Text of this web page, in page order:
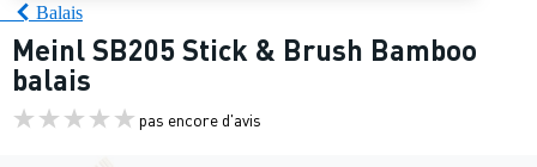
Balais
Meinl SB205 Stick & Brush Bamboo
balais
pas encore d'avis